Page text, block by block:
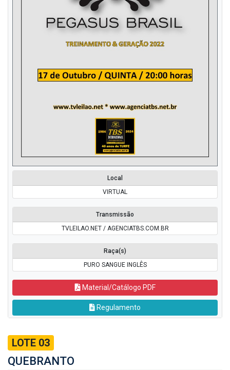
Local
VIRTUAL
Transmissão
TVLEILAO.NET / AGENCIATBS.COM.BR
Raça(s)
PURO SANGUE INGLÊS
Material/Catálogo PDF
Regulamento
LOTE 03
QUEBRANTO